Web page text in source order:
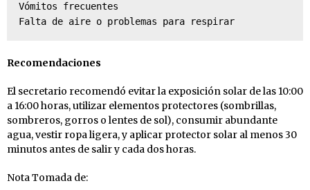
Vómitos frecuentes
Falta de aire o problemas para respirar
Recomendaciones
El secretario recomendó evitar la exposición solar de las 10:00
a 16:00 horas, utilizar elementos protectores (sombrillas,
sombreros, gorros o lentes de sol), consumir abundante
agua, vestir ropa ligera, y aplicar protector solar al menos 30
minutos antes de salir y cada dos horas.
Nota Tomada de: